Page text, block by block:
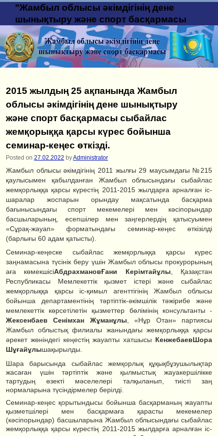
"Жамбыл облысы әкімдігінің дене
шынықтыру және спорт басқармасы
2015 жылдың 25 ақпанында Жамбыл
облысы әкімдігінің дене шынықтыру
және спорт басқармасы сыбайлас
жемқорыққа қарсы күрес бойынша
семинар-кеңес өткізді.
Posted on 27.02.2022 byAdministrator
Жамбыл облысы әкімдігінің 2011 жылғы 29 маусымдағы №215
қаулысымен қабылданған Жамбыл облысындағы сыбайлас
жемқорлыққа қарсы күрестің 2011-2015 жылдарға арналған іс-
шаралар жоспарын орындау мақсатында басқарма
бағынысындағы спорт мекемелері мен кәсіпорындар
басшыларының, есепшілер мен заңгерлердің қатысуымен
«Сұрақ-жауап» форматындағы семинар-кеңес өткізілді
(барлығы 60 адам қатысты)
Семинар-кеңеске сыбайлас жемқорлыққа қарсы күрес
заңнамасына түсінік беру үшін Жамбыл облысы прокурорының
аға көмекшісіАбдрахмановҒани Керімтайұлы , Қазақстан
Республикасы Мемлекеттік қызмет істері және сыбайлас
жемқорлыққа қарсы іс-қимыл агенттігінің Жамбыл облысы
бойынша департаментінің тәртіптік-әкімшілік тәжірибе және
мемлекеттік көрсетілетін қызметтер бөлімінің консультанты -
Жексенбаев Сенімхан Жұманұлы , «Нұр Отан» партиясы
Жамбыл облыстық филиалы жанындағы жемқорлыққа қарсы
әрекет жөніндегі кеңестің жауапты хатшысы КенжебаевШора
Шұғайұлышақырылды.
Шара барысында сыбайлас жемқорлық құқықбұзушылықтар
жасаған үшін тәртіптік және қылмыстық жауакершілікке
тартудың өзекті мәселелері талқыланып, тиісті заң
нормаларына түсіндірмелер берілді.
Семинар-кеңес қорытындысы бойынша басқарманың жауапты
қызметшілері мен басқармаға қарасты мекемелер
(кәсіпорындар) басшыларына Жамбыл облысындағы сыбайлас
жемқорлыққа қарсы күрестің 2011-2015 жылдарға арналған іс-